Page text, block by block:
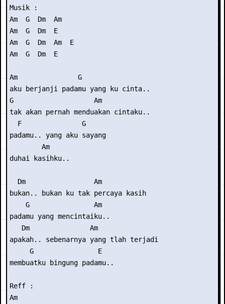
Musik :
Am  G  Dm  Am
Am  G  Dm  E
Am  G  Dm  Am  E
Am  G  Dm  E
Am               G
aku berjanji padamu yang ku cinta..
G                    Am
tak akan pernah menduakan cintaku..
  F               G
padamu.. yang aku sayang
        Am
duhai kasihku..
  Dm                 Am
bukan.. bukan ku tak percaya kasih
    G                Am
padamu yang mencintaiku..
   Dm               Am
apakah.. sebenarnya yang tlah terjadi
     G                E
membuatku bingung padamu..
Reff :
Am